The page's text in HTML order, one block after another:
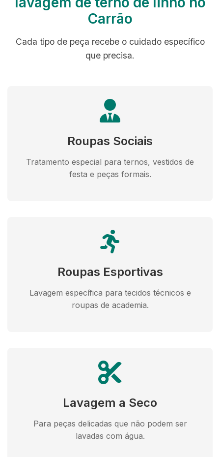
Carrão
Cada tipo de peça recebe o cuidado específico
que precisa.
Roupas Sociais
Tratamento especial para ternos, vestidos de
festa e peças formais.
Roupas Esportivas
Lavagem específica para tecidos técnicos e
roupas de academia.
Lavagem a Seco
Para peças delicadas que não podem ser
lavadas com água.